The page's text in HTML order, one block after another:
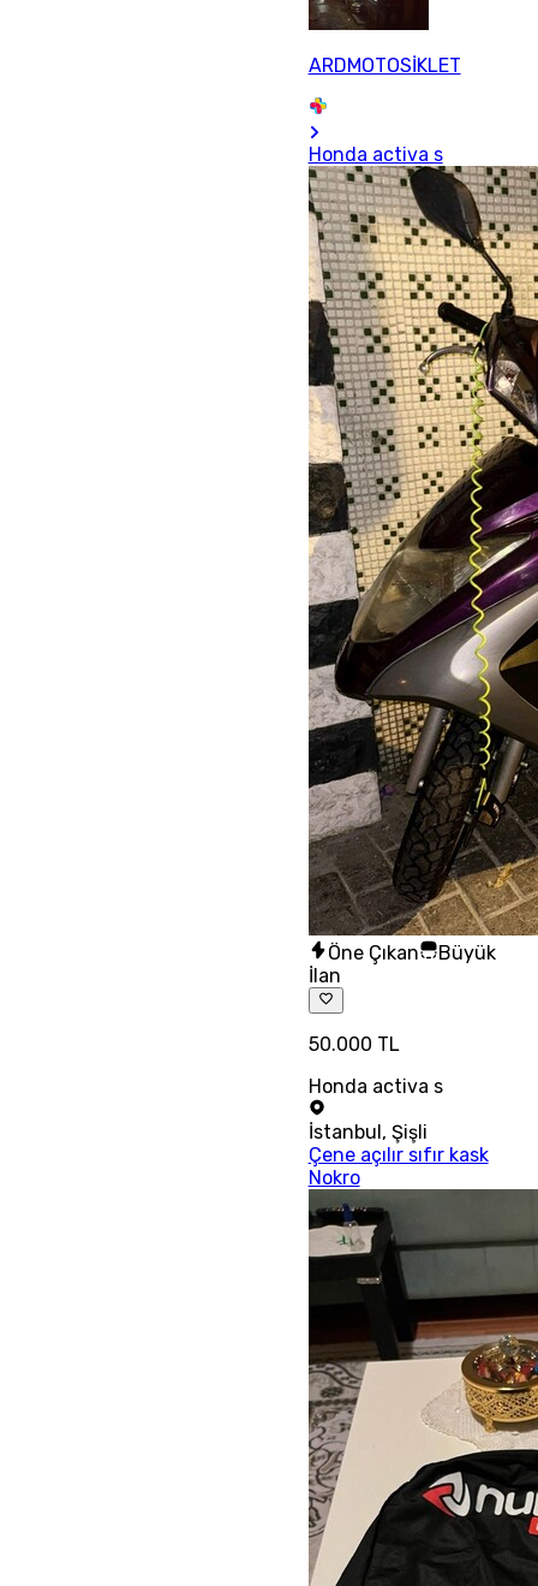
ARDMOTOSİKLET
Honda activa s
Öne Çıkan
Büyük
İlan
50.000 TL
Honda activa s
İstanbul , Şişli
Çene açılır sıfır kask
Nokro